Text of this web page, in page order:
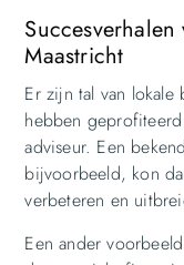
Maastricht
Er zijn tal van
hebben
adviseur. Een
bijvoorbeeld, kon
verbeteren en
Een ander